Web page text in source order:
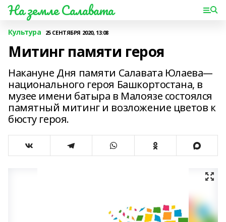
На земле Салавата
Культура 25 СЕНТЯБРЯ 2020, 13:08
Митинг памяти героя
Накануне Дня памяти Салавата Юлаева—
национального героя Башкортостана, в
музее имени батыра в Малоязе состоялся
памятный митинг и возложение цветов к
бюсту героя.